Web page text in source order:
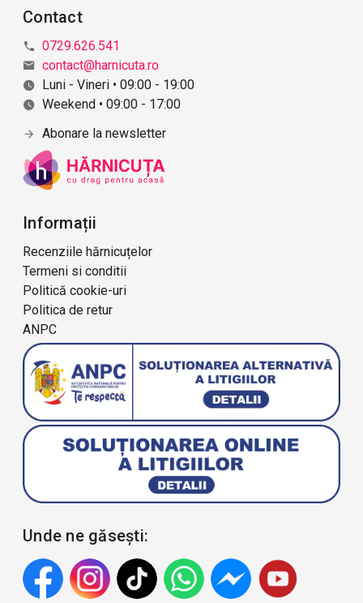
Contact
0729.626.541
contact@harnicuta.ro
Luni - Vineri • 09:00 - 19:00
Weekend • 09:00 - 17:00
Abonare la newsletter
Informații
Recenziile hărnicuțelor
Termeni si conditii
Politică cookie-uri
Politica de retur
ANPC
Unde ne găsești: